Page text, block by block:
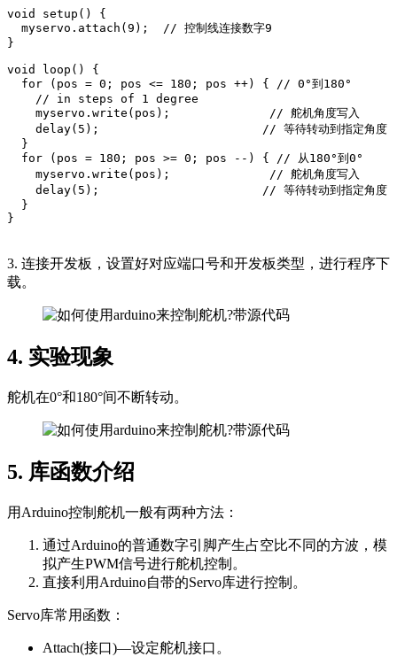
void setup() {
}
void loop() {
}
3. 连接开发板，设置好对应端口号和开发板类型，进行程序下
载。
4. 实验现象
舵机在0°和180°间不断转动。
5. 库函数介绍
用Arduino控制舵机一般有两种方法：
通过Arduino的普通数字引脚产生占空比不同的方波，模
拟产生PWM信号进行舵机控制。
直接利用Arduino自带的Servo库进行控制。
Servo库常用函数：
Attach(接口)—设定舵机接口。